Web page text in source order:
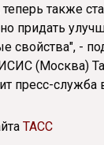
также
придать
свойства", -
(Москва)
пресс-служба
ТАСС